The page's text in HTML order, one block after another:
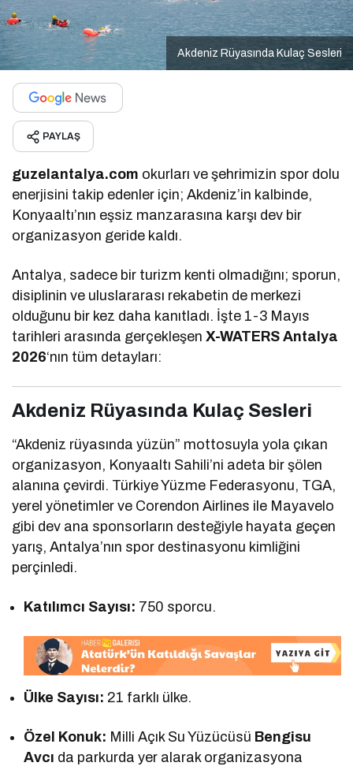
Akdeniz Rüyasında Kulaç Sesleri
PAYLAŞ
guzelantalya.com okurları ve şehrimizin spor dolu
enerjisini takip edenler için; Akdeniz’in kalbinde,
Konyaaltı’nın eşsiz manzarasına karşı dev bir
organizasyon geride kaldı.
Antalya, sadece bir turizm kenti olmadığını; sporun,
disiplinin ve uluslararası rekabetin de merkezi
olduğunu bir kez daha kanıtladı. İşte 1-3 Mayıs
tarihleri arasında gerçekleşenX-WATERS Antalya
2026‘nın tüm detayları:
Akdeniz Rüyasında Kulaç Sesleri
“Akdeniz rüyasında yüzün” mottosuyla yola çıkan
organizasyon, Konyaaltı Sahili’ni adeta bir şölen
alanına çevirdi. Türkiye Yüzme Federasyonu, TGA,
yerel yönetimler ve Corendon Airlines ile Mayavelo
gibi dev ana sponsorların desteğiyle hayata geçen
yarış, Antalya’nın spor destinasyonu kimliğini
perçinledi.
Katılımcı Sayısı: 750 sporcu.
Ülke Sayısı: 21 farklı ülke.
Özel Konuk: Milli Açık Su Yüzücüsü Bengisu
Avcı da parkurda yer alarak organizasyona